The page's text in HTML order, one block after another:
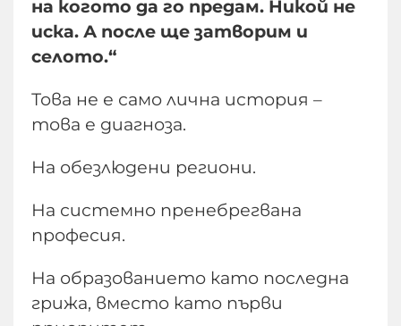
на когото да го предам. Никой не
иска. А после ще затворим и
селото.“
Това не е само лична история –
това е диагноза.
На обезлюдени региони.
На системно пренебрегвана
професия.
На образованието като последна
грижа, вместо като първи